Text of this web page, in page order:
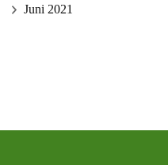
Juni 2021